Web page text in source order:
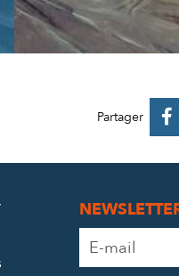
Partager 
Adresse
e-